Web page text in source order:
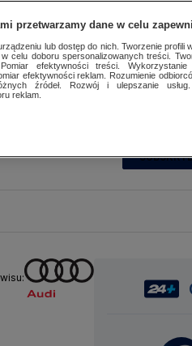
przetwarzamy dane w celu
lub dostęp do nich. Tworzenie profili
celu doboru spersonalizowanych treści.
Pomiar efektywności treści.
efektywności reklam. Rozumienie
źródeł. Rozwój i ulepszanie usług.
reklam.